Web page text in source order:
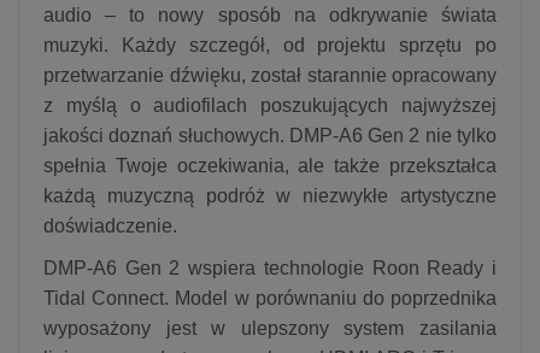
audio – to nowy sposób na odkrywanie świata
muzyki. Każdy szczegół, od projektu sprzętu po
przetwarzanie dźwięku, został starannie opracowany
z myślą o audiofilach poszukujących najwyższej
jakości doznań słuchowych. DMP-A6 Gen 2 nie tylko
spełnia Twoje oczekiwania, ale także przekształca
każdą muzyczną podróż w niezwykłe artystyczne
doświadczenie.
DMP-A6 Gen 2 wspiera technologie Roon Ready i
Tidal Connect. Model w porównaniu do poprzednika
wyposażony jest w ulepszony system zasilania